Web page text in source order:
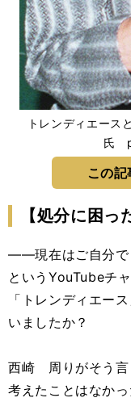
トレンディエース
氏
この
【処分に困っ
――現在はご自分で
というYouTubeチ
「トレンディエー
いましたか？
西崎 周りがそう言
考えたことはなか